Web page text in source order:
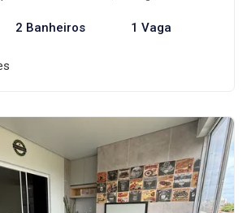
2 Banheiros 1 Vaga